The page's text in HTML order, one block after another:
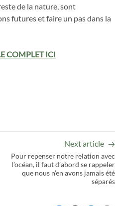
de la nature, sont
futures et faire un pas dans la
COMPLET ICI
Next article
Pour repenser notre relation avec
l’océan, il faut d’abord se rappeler
que nous n’en avons jamais été
séparés